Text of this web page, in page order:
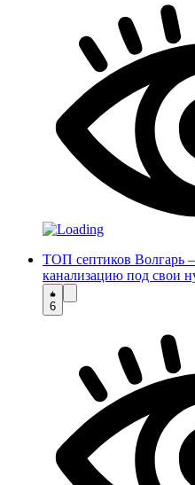
ТОП септиков Волгарь
канализацию под свои
6